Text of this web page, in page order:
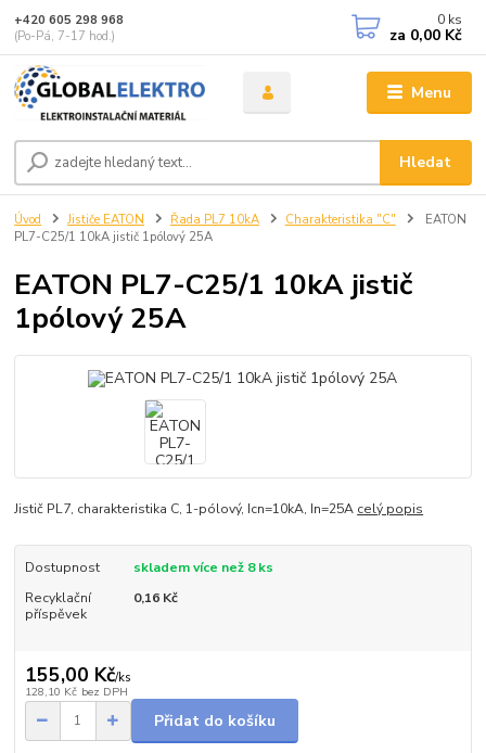
Menu
Hledat
+420 605 298 968
(Po-Pá, 7-17 hod.)
0 ks
za 0,00 Kč
Úvod Jističe EATON Řada PL7 10kA Charakteristika "C"
EATON
PL7-C25/1 10kA jistič 1pólový 25A
EATON PL7-C25/1 10kA jistič
1pólový 25A
Jistič PL7, charakteristika C, 1-pólový, Icn=10kA, In=25A celý popis
Dostupnost
skladem více než 8 ks
Recyklační
příspěvek
0,16 Kč
155,00 Kč/ks
128,10 Kč bez DPH
Přidat do košíku